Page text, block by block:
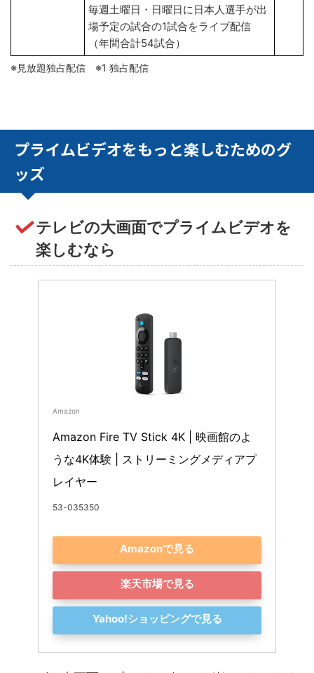
毎週土曜日・日曜日に日本人選手が出
場予定の試合の1試合をライブ配信
（年間合計54試合）
※見放題独占配信 ※1 独占配信
プライムビデオをもっと楽しむためのグ
ッズ
テレビの大画面でプライムビデオを
楽しむなら
Amazon
Amazon Fire TV Stick 4K | 映画館のよ
うな4K体験 | ストリーミングメディアプ
レイヤー
53-035350
Amazonで見る
楽天市場で見る
Yahoo!ショッピングで見る